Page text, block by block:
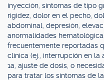
inyección, síntomas de tipo
rigidez, dolor en el pecho,
abdominal, depresión,
anormalidades
frecuentemente reportadas
clínica (ej., interrupción en
1a, ajuste de dosis, o
para tratar los síntomas de